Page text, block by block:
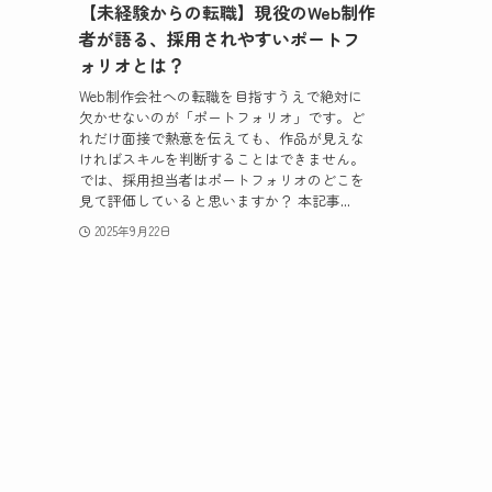
【未経験からの転職】現役のWeb制作
者が語る、採用されやすいポートフ
ォリオとは？
Web制作会社への転職を目指すうえで絶対に
欠かせないのが「ポートフォリオ」です。ど
れだけ面接で熱意を伝えても、作品が見えな
ければスキルを判断することはできません。
では、採用担当者はポートフォリオのどこを
見て評価していると思いますか？ 本記事...
2025年9月22日